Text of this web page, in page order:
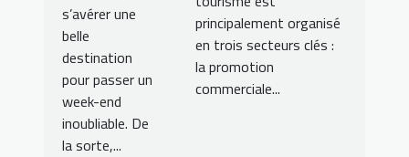
week-end
Toulouse ?
s’avérer une
belle
destination
pour passer un
week-end
inoubliable. De
la sorte,...
réussir ses
vacances
principalement organisé
en trois secteurs clés :
la promotion
commerciale...